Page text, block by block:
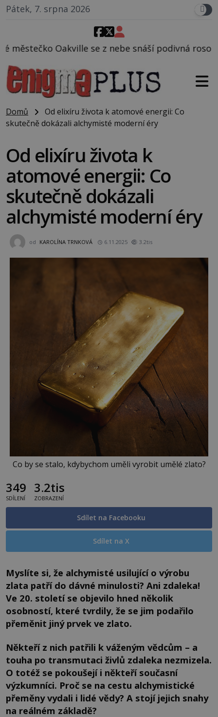
Pátek, 7. srpna 2026
z nebe snáší podivná rosolovitá látka neznámého
Domů
Od elixíru života k atomové energii: Co
skutečně dokázali alchymisté moderní éry
Od elixíru života k
atomové energii: Co
skutečně dokázali
alchymisté moderní éry
od KAROLÍNA TRNKOVÁ 6.11.2025 3.2tis
Co by se stalo, kdybychom uměli vyrobit umělé zlato?
349
SDÍLENÍ
3.2tis
ZOBRAZENÍ
Sdílet na Facebooku
Sdílet na X
Myslíte si, že alchymisté usilující o výrobu
zlata patří do dávné minulosti? Ani zdaleka!
Ve 20. století se objevilo hned několik
osobností, které tvrdily, že se jim podařilo
přeměnit jiný prvek ve zlato.
Někteří z nich patřili k váženým vědcům – a
touha po transmutaci živlů zdaleka nezmizela.
O totéž se pokoušejí i někteří současní
výzkumníci. Proč se na cestu alchymistické
přeměny vydali i lidé vědy? A stojí jejich snahy
na reálném základě?